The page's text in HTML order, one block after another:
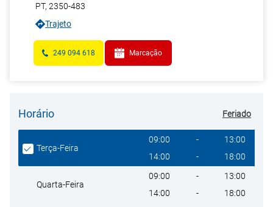
PT, 2350-483
Trajeto
249 094 618 Marcação
Horário Feriado
Terça-Feira
09:00 -
13:00
14:00
- 18:00
Quarta-Feira
09:00 -
13:00
14:00
- 18:00